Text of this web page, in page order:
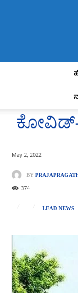
ಕೋವಿಡ್-
May 2, 2022
BY
374
LEAD NEWS